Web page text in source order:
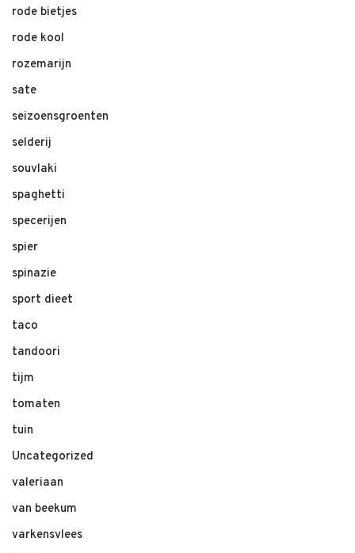
rode bietjes
rode kool
rozemarijn
sate
seizoensgroenten
selderij
souvlaki
spaghetti
specerijen
spier
spinazie
sport dieet
taco
tandoori
tijm
tomaten
tuin
Uncategorized
valeriaan
van beekum
varkensvlees